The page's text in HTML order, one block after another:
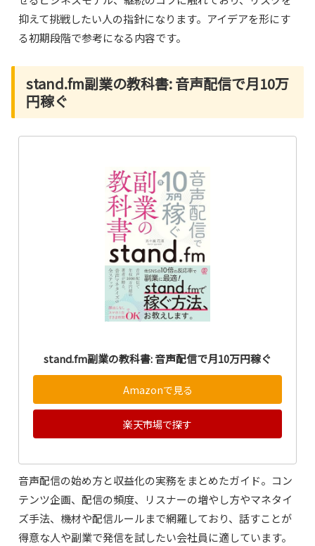
抑えて挑戦したい人の指針になります。アイデアを形にす
る初期段階で参考になる内容です。
stand.fm副業の教科書: 音声配信で月10万
円稼ぐ
stand.fm副業の教科書: 音声配信で月10万円稼ぐ
Amazonで見る
楽天市場で探す
音声配信の始め方と収益化の実務をまとめたガイド。コン
テンツ企画、配信の頻度、リスナーの増やし方やマネタイ
ズ手法、機材や配信ルールまで網羅しており、話すことが
得意な人や副業で発信を試したい会社員に適しています。